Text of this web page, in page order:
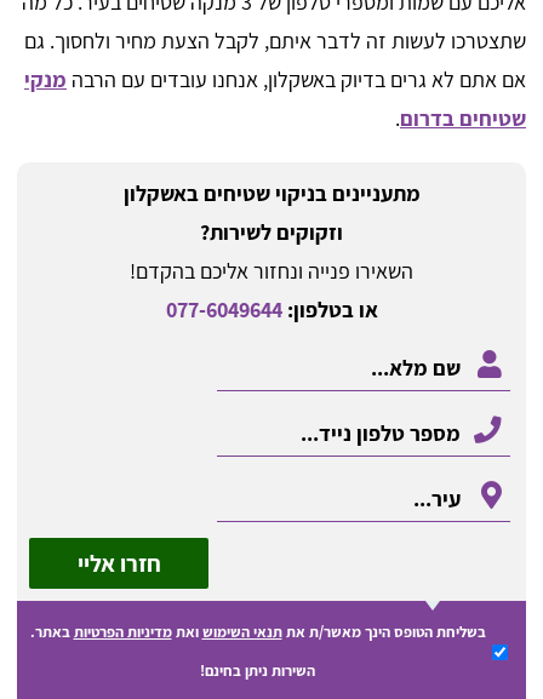
שתצטרכו לעשות זה לדבר איתם, לקבל הצעת מחיר ולחסוך. גם
אם אתם לא גרים בדיוק באשקלון, אנחנו עובדים עם הרבה מנקי
שטיחים בדרום.
מתעניינים בניקוי שטיחים באשקלון
וזקוקים לשירות?
השאירו פנייה ונחזור אליכם בהקדם!
או בטלפון:077-6049644
חזרו אליי
בשליחת הטופס הינך מאשר/ת אתתנאי השימושואתמדיניות הפרטיותבאתר.
השירות ניתן בחינם!